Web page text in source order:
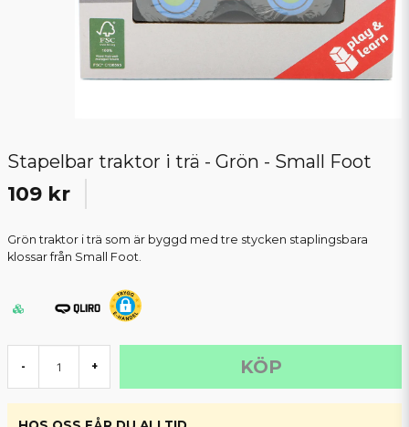
Stapelbar traktor i trä - Grön - Small Foot
109 kr
Grön traktor i trä som är byggd med tre stycken staplingsbara
klossar från Small Foot.
- + KÖP